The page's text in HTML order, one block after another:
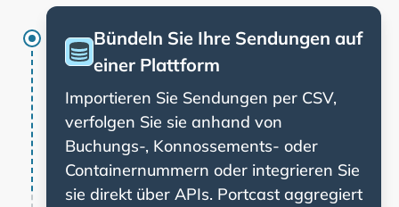
Bündeln Sie Ihre Sendungen auf
einer Plattform
Importieren Sie Sendungen per CSV,
verfolgen Sie sie anhand von
Buchungs-, Konnossements- oder
Containernummern oder integrieren Sie
sie direkt über APIs. Portcast aggregiert